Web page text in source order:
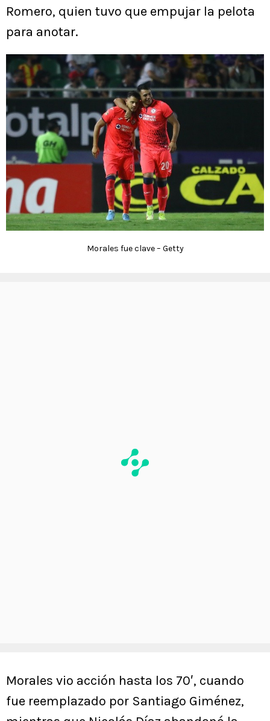
Romero, quien tuvo que empujar la pelota
para anotar.
Morales fue clave – Getty
Morales vio acción hasta los 70′, cuando
fue reemplazado por Santiago Giménez,